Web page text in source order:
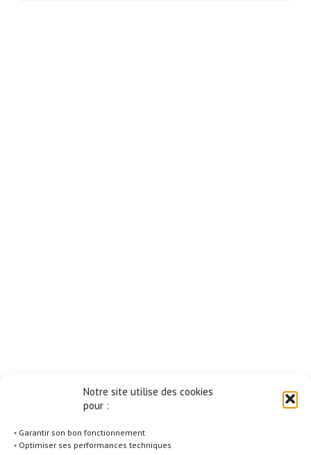
Notre site utilise des cookies
pour :
◦ Garantir son bon fonctionnement
◦ Optimiser ses performances techniques